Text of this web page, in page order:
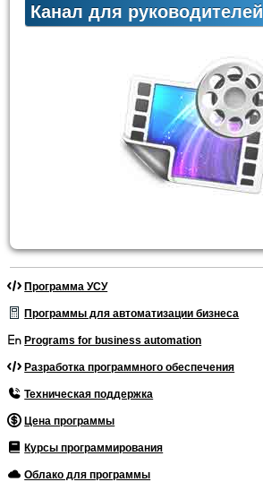
Канал для руководителей
Программа УСУ
Программы для автоматизации бизнеса
Programs for business automation
Разработка программного обеспечения
Техническая поддержка
Цена программы
Курсы программирования
Облако для программы